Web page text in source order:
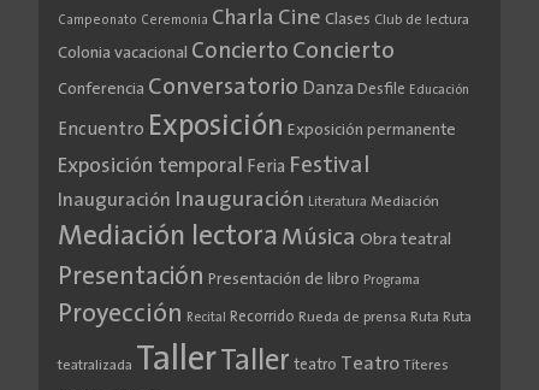
Campeonato Ceremonia Charla Cine Clases Club de lectura
Colonia vacacional Concierto Concierto
Conferencia Conversatorio Danza Desfile Educación
Encuentro Exposición Exposición permanente
Exposición temporal Feria Festival
Inauguración Inauguración Literatura Mediación
Mediación lectora Música Obra teatral
Presentación Presentación de libro Programa
Proyección Recital Recorrido Rueda de prensa Ruta Ruta
teatralizada Taller Taller teatro Teatro Títeres